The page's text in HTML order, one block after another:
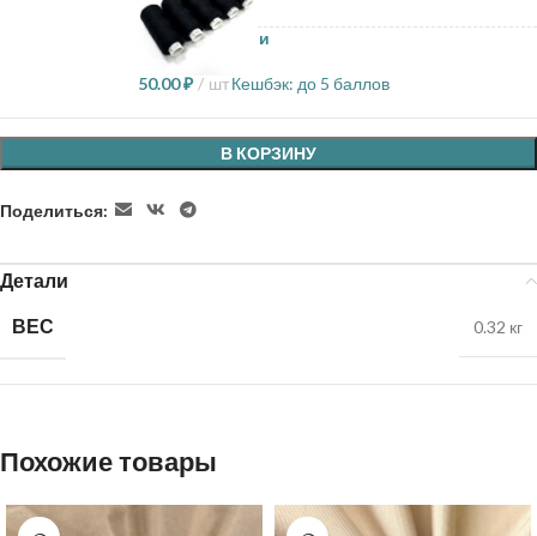
50.00₽ штКешбэк: до 5 баллов
35 в наличии
В КОРЗИНУ
Поделиться:
Детали
ВЕС
0.32 кг
Похожие товары